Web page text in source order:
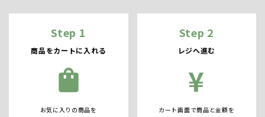
Step 1
商品をカートに入れる
shopping_bag
お気に入りの商品を
Step 2
レジへ進む
¥
カート画面で商品と金額を